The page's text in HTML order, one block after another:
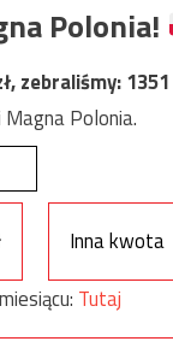
Polonia!
zebraliśmy:1351
Polonia.
Inna kwota
Tutaj